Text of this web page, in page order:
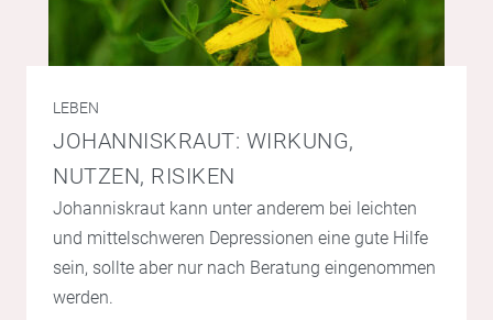
LEBEN
JOHANNISKRAUT: WIRKUNG,
NUTZEN, RISIKEN
Johanniskraut kann unter anderem bei leichten
und mittelschweren Depressionen eine gute Hilfe
sein, sollte aber nur nach Beratung eingenommen
werden.